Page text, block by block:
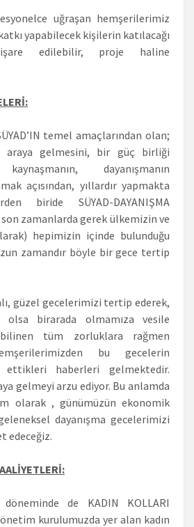
uğraşan hemşerilerimiz
yapabilecek kişilerin katılacağı
edilebilir, proje haline
temel amaçlarından olan;
araya gelmesini, bir güç birliği
dayanışmanın
açısından, yıllardır yapmakta
biride SÜYAD-DAYANIŞMA
son zamanlarda gerek ülkemizin ve
hepimizin içinde bulunduğu
zamandır böyle bir gece tertip
güzel gecelerimizi tertip ederek,
birarada olmamıza vesile
tüm zorluklara rağmen
bu gecelerin
ettikleri haberleri gelmektedir.
gelmeyi arzu ediyor. Bu anlamda
olarak , günümüzün ekonomik
dayanışma gecelerimizi
edeceğiz.
de KADIN KOLLARI
kurulumuzda yer alan kadın